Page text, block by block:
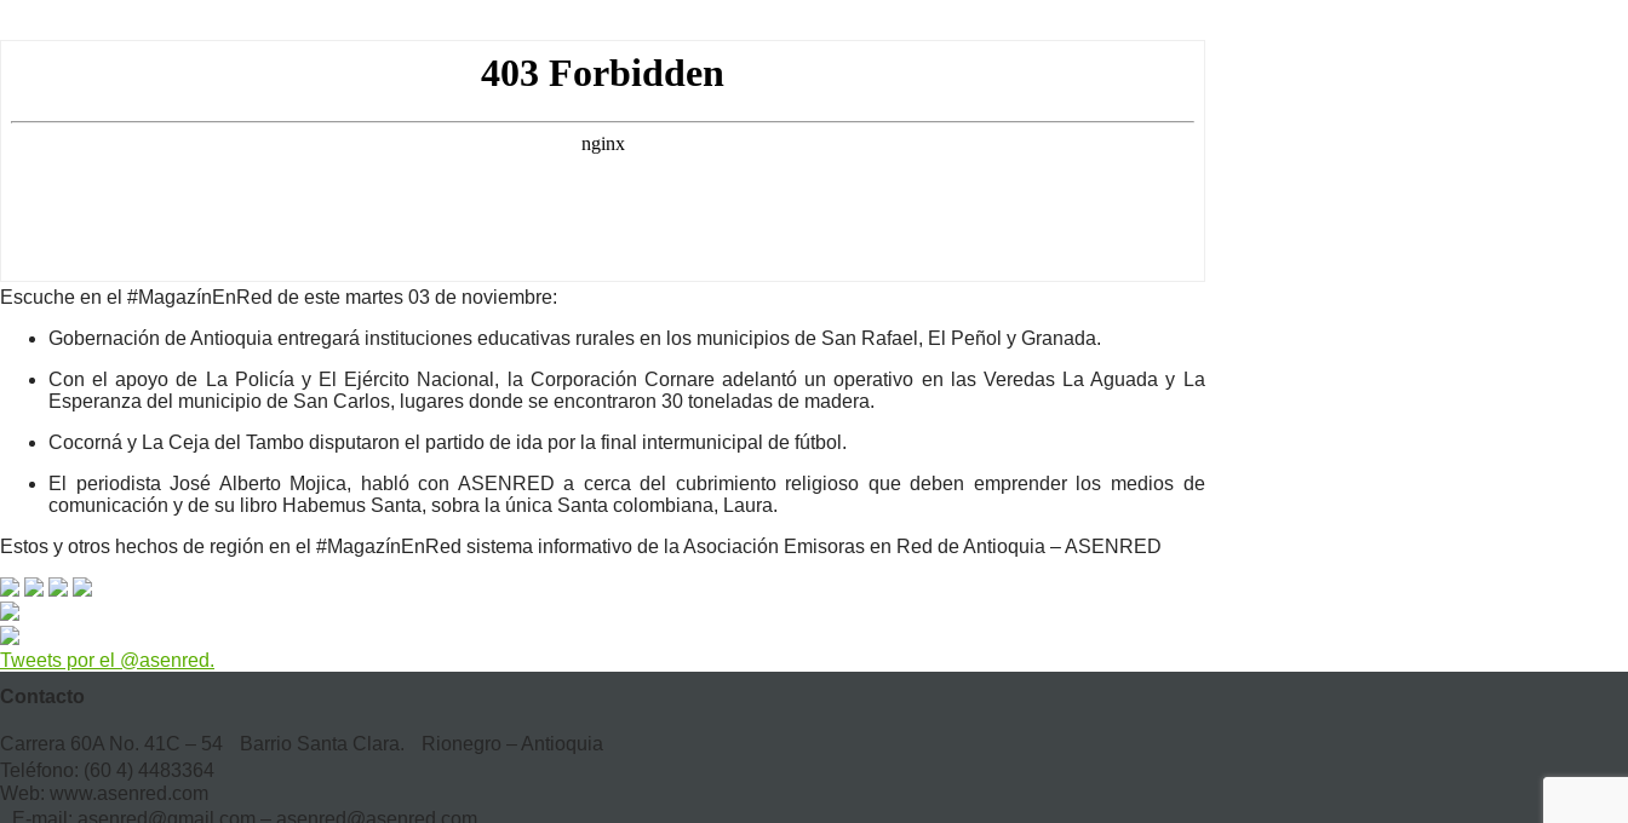
Escuche en el #MagazínEnRed de este martes 03 de noviembre:
Gobernación de Antioquia entregará instituciones educativas rurales en los municipios de San Rafael, El Peñol y Granada.
Con el apoyo de La Policía y El Ejército Nacional, la Corporación Cornare adelantó un operativo en las Veredas La Aguada y La
Esperanza del municipio de San Carlos, lugares donde se encontraron 30 toneladas de madera.
Cocorná y La Ceja del Tambo disputaron el partido de ida por la final intermunicipal de fútbol.
El periodista José Alberto Mojica, habló con ASENRED a cerca del cubrimiento religioso que deben emprender los medios de
comunicación y de su libro Habemus Santa, sobra la única Santa colombiana, Laura.
Estos y otros hechos de región en el #MagazínEnRed sistema informativo de la Asociación Emisoras en Red de Antioquia – ASENRED
Tweets por el @asenred.
Contacto
Carrera 60A No. 41C – 54 Barrio Santa Clara. Rionegro – Antioquia
Teléfono: (60 4) 4483364
Web: www.asenred.com
E-mail: asenred@gmail.com – asenred@asenred.com